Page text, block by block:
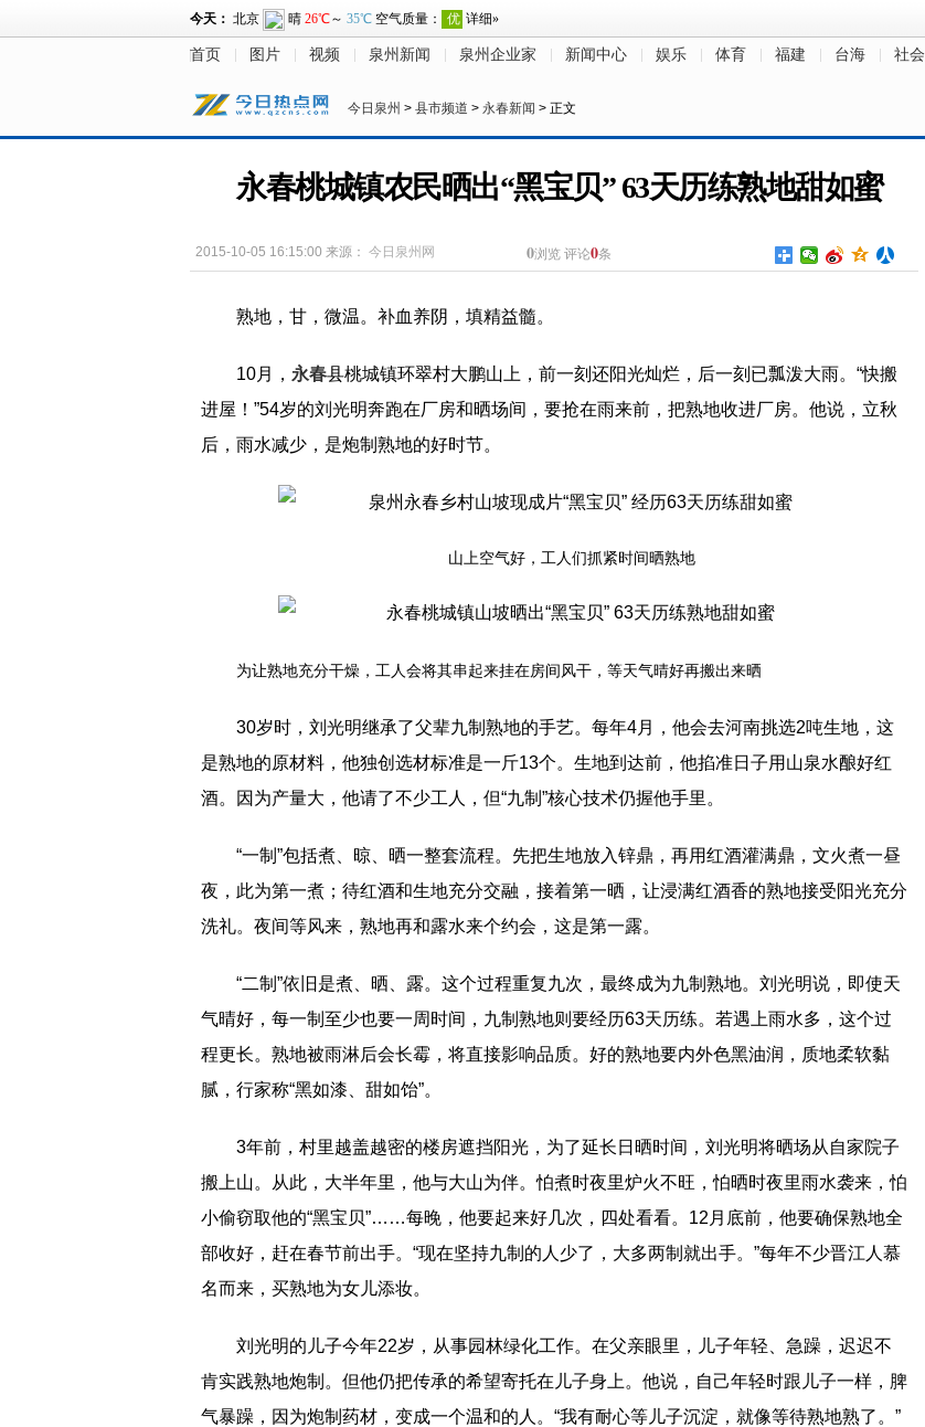
首页 图片 视频 泉州新闻 泉州企业家 新闻中心 娱乐 体育 福建 台海 社会
今日泉州 > 县市频道 > 永春新闻 > 正文
永春桃城镇农民晒出“黑宝贝” 63天历练熟地甜如蜜
2015-10-05 16:15:00 来源： 今日泉州网 0浏览 评论0条
熟地，甘，微温。补血养阴，填精益髓。
10月， 永春县桃城镇环翠村大鹏山上，前一刻还阳光灿烂，后一刻已瓢泼大雨。“快搬
进屋！”54岁的刘光明奔跑在厂房和晒场间，要抢在雨来前，把熟地收进厂房。他说，立秋
后，雨水减少，是炮制熟地的好时节。
山上空气好，工人们抓紧时间晒熟地
为让熟地充分干燥，工人会将其串起来挂在房间风干，等天气晴好再搬出来晒
30岁时，刘光明继承了父辈九制熟地的手艺。每年4月，他会去河南挑选2吨生地，这
是熟地的原材料，他独创选材标准是一斤13个。生地到达前，他掐准日子用山泉水酿好红
酒。因为产量大，他请了不少工人，但“九制”核心技术仍握他手里。
“一制”包括煮、晾、晒一整套流程。先把生地放入锌鼎，再用红酒灌满鼎，文火煮一昼
夜，此为第一煮；待红酒和生地充分交融，接着第一晒，让浸满红酒香的熟地接受阳光充分
洗礼。夜间等风来，熟地再和露水来个约会，这是第一露。
“二制”依旧是煮、晒、露。这个过程重复九次，最终成为九制熟地。刘光明说，即使天
气晴好，每一制至少也要一周时间，九制熟地则要经历63天历练。若遇上雨水多，这个过
程更长。熟地被雨淋后会长霉，将直接影响品质。好的熟地要内外色黑油润，质地柔软黏
腻，行家称“黑如漆、甜如饴”。
3年前，村里越盖越密的楼房遮挡阳光，为了延长日晒时间，刘光明将晒场从自家院子
搬上山。从此，大半年里，他与大山为伴。怕煮时夜里炉火不旺，怕晒时夜里雨水袭来，怕
小偷窃取他的“黑宝贝”……每晚，他要起来好几次，四处看看。12月底前，他要确保熟地全
部收好，赶在春节前出手。“现在坚持九制的人少了，大多两制就出手。”每年不少晋江人慕
名而来，买熟地为女儿添妆。
刘光明的儿子今年22岁，从事园林绿化工作。在父亲眼里，儿子年轻、急躁，迟迟不
肯实践熟地炮制。但他仍把传承的希望寄托在儿子身上。他说，自己年轻时跟儿子一样，脾
气暴躁，因为炮制药材，变成一个温和的人。“我有耐心等儿子沉淀，就像等待熟地熟了。”